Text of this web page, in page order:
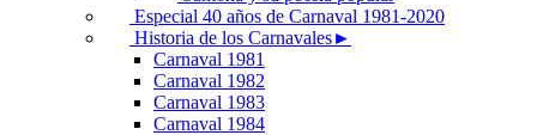
Especial 40 años de Carnaval 1981-2020
Historia de los Carnavales►
Carnaval 1981
Carnaval 1982
Carnaval 1983
Carnaval 1984